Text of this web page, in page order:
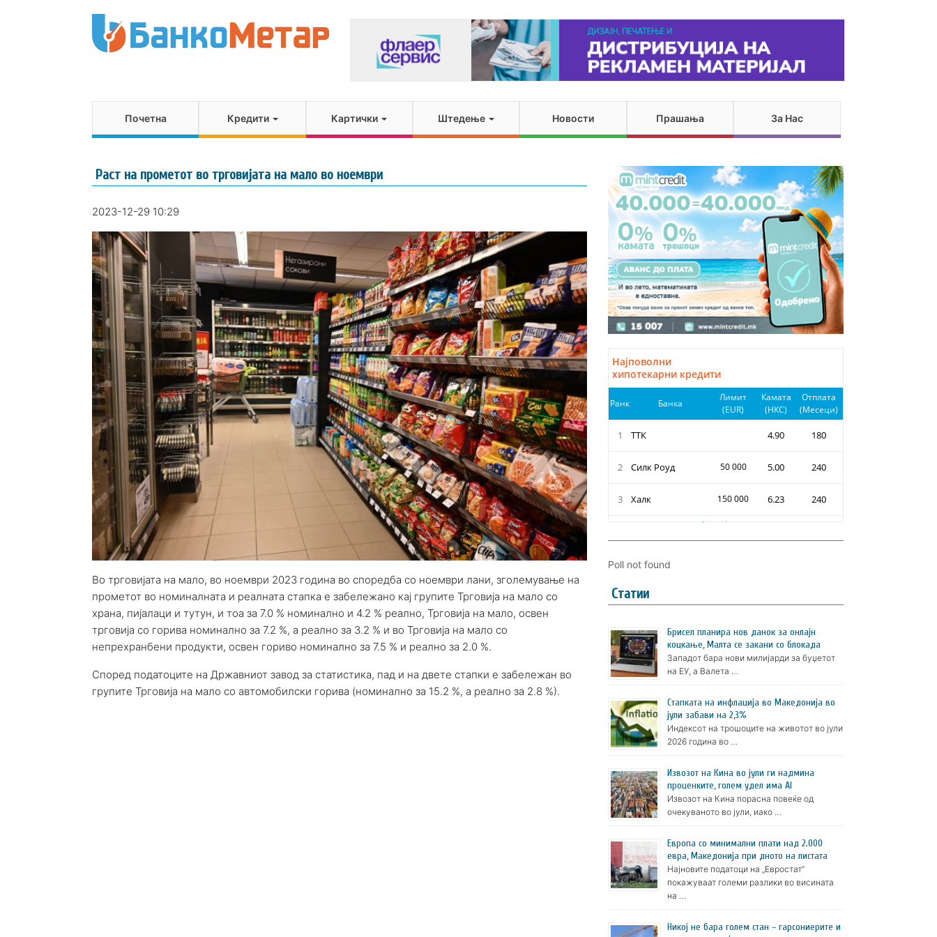
Почетна Кредити Картички Штедење Новости Прашања За Нас
Раст на прометот во трговијата на мало во ноември
2023-12-29 10:29
Во трговијата на мало, во ноември 2023 година во споредба со ноември лани, зголемување на
прометот во номиналната и реалната стапка е забележано кај групите Трговија на мало со
храна, пијалаци и тутун, и тоа за 7.0 % номинално и 4.2 % реално, Трговија на мало, освен
трговија со горива номинално за 7.2 %, а реално за 3.2 % и во Трговија на мало со
непрехранбени продукти, освен гориво номинално за 7.5 % и реално за 2.0 %.
Според податоците на Државниот завод за статистика, пад и на двете стапки е забележан во
групите Трговија на мало со автомобилски горива (номинално за 15.2 %, а реално за 2.8 %).
Poll not found
Статии
Брисел планира нов данок за онлајн
коцкање, Малта се закани со блокада
Западот бара нови милијарди за буџетот
на ЕУ, а Валета …
Стапката на инфлација во Македонија во
јули забави на 2,3%
Индексот на трошоците на животот во јули
2026 година во …
Извозот на Кина во јули ги надмина
проценките, голем удел има AI
Извозот на Кина порасна повеќе од
очекуваното во јули, иако …
Европа со минимални плати над 2.000
евра, Македонија при дното на листата
Најновите податоци на „Евростат“
покажуваат големи разлики во висината
на …
Никој не бара голем стан – гарсониерите и